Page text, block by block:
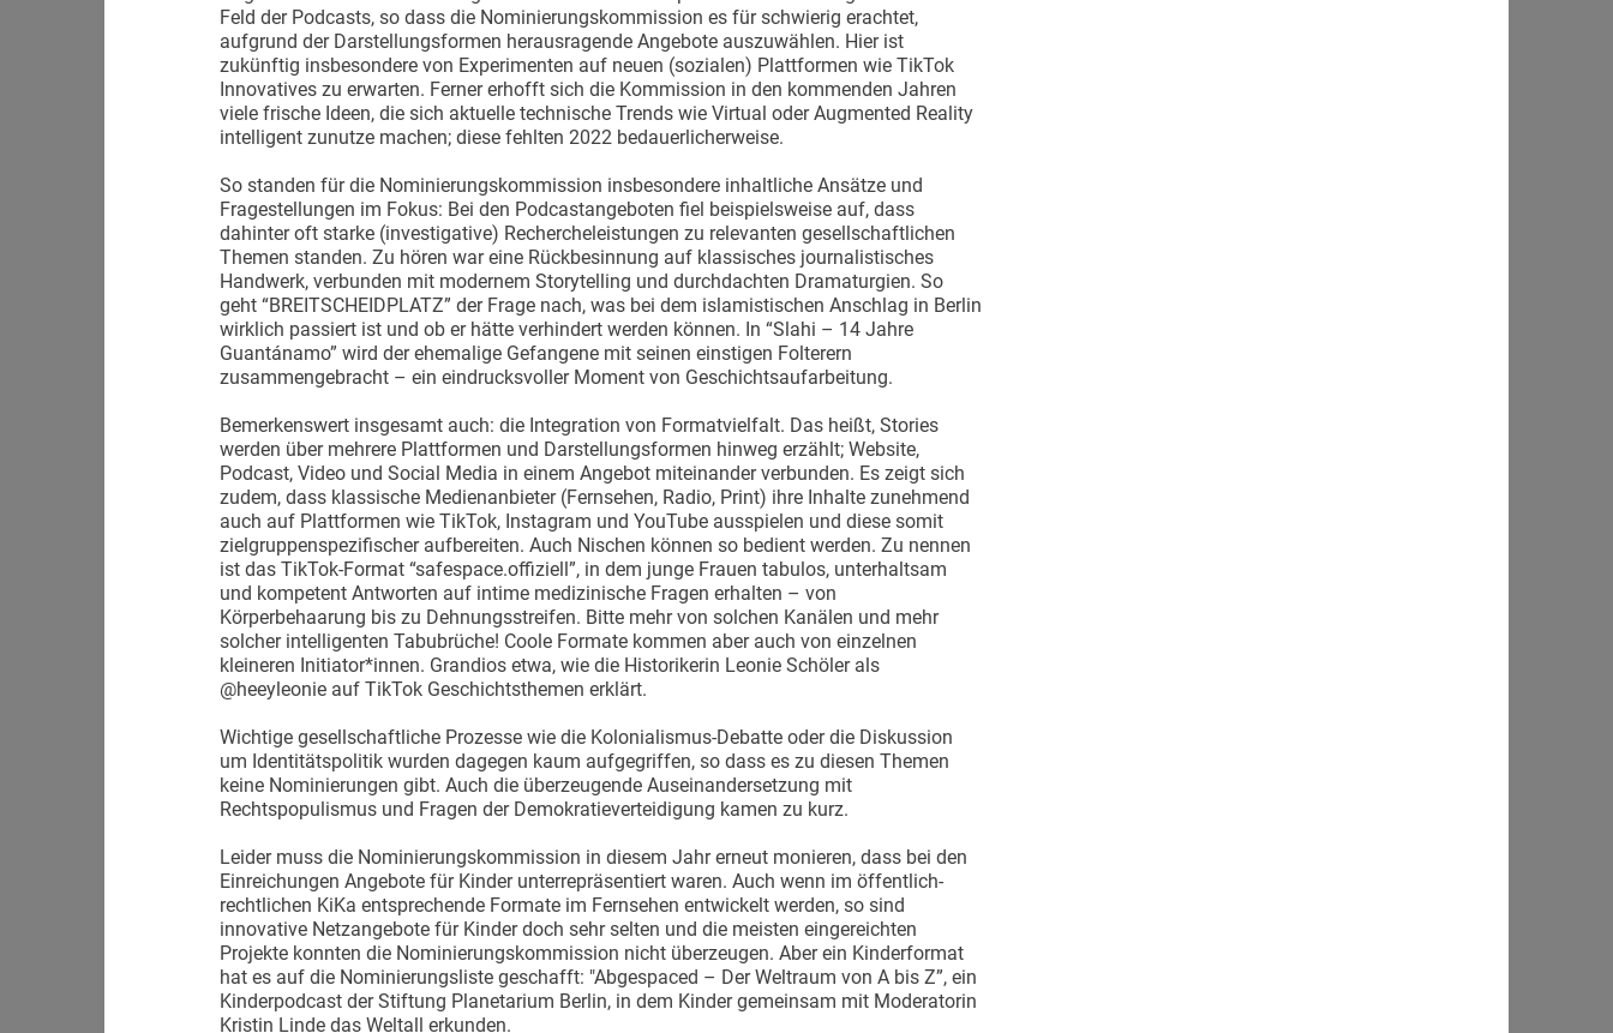
Feld der Podcasts, so dass die Nominierungskommission es für schwierig erachtet,
aufgrund der Darstellungsformen herausragende Angebote auszuwählen. Hier ist
zukünftig insbesondere von Experimenten auf neuen (sozialen) Plattformen wie TikTok
Innovatives zu erwarten. Ferner erhofft sich die Kommission in den kommenden Jahren
viele frische Ideen, die sich aktuelle technische Trends wie Virtual oder Augmented Reality
intelligent zunutze machen; diese fehlten 2022 bedauerlicherweise.
So standen für die Nominierungskommission insbesondere inhaltliche Ansätze und
Fragestellungen im Fokus: Bei den Podcastangeboten fiel beispielsweise auf, dass
dahinter oft starke (investigative) Rechercheleistungen zu relevanten gesellschaftlichen
Themen standen. Zu hören war eine Rückbesinnung auf klassisches journalistisches
Handwerk, verbunden mit modernem Storytelling und durchdachten Dramaturgien. So
geht “BREITSCHEIDPLATZ” der Frage nach, was bei dem islamistischen Anschlag in Berlin
wirklich passiert ist und ob er hätte verhindert werden können. In “Slahi – 14 Jahre
Guantánamo” wird der ehemalige Gefangene mit seinen einstigen Folterern
zusammengebracht – ein eindrucksvoller Moment von Geschichtsaufarbeitung.
Bemerkenswert insgesamt auch: die Integration von Formatvielfalt. Das heißt, Stories
werden über mehrere Plattformen und Darstellungsformen hinweg erzählt; Website,
Podcast, Video und Social Media in einem Angebot miteinander verbunden. Es zeigt sich
zudem, dass klassische Medienanbieter (Fernsehen, Radio, Print) ihre Inhalte zunehmend
auch auf Plattformen wie TikTok, Instagram und YouTube ausspielen und diese somit
zielgruppenspezifischer aufbereiten. Auch Nischen können so bedient werden. Zu nennen
ist das TikTok-Format “safespace.offiziell”, in dem junge Frauen tabulos, unterhaltsam
und kompetent Antworten auf intime medizinische Fragen erhalten – von
Körperbehaarung bis zu Dehnungsstreifen. Bitte mehr von solchen Kanälen und mehr
solcher intelligenten Tabubrüche! Coole Formate kommen aber auch von einzelnen
kleineren Initiator*innen. Grandios etwa, wie die Historikerin Leonie Schöler als
@heeyleonie auf TikTok Geschichtsthemen erklärt.
Wichtige gesellschaftliche Prozesse wie die Kolonialismus-Debatte oder die Diskussion
um Identitätspolitik wurden dagegen kaum aufgegriffen, so dass es zu diesen Themen
keine Nominierungen gibt. Auch die überzeugende Auseinandersetzung mit
Rechtspopulismus und Fragen der Demokratieverteidigung kamen zu kurz.
Leider muss die Nominierungskommission in diesem Jahr erneut monieren, dass bei den
Einreichungen Angebote für Kinder unterrepräsentiert waren. Auch wenn im öffentlich-
rechtlichen KiKa entsprechende Formate im Fernsehen entwickelt werden, so sind
innovative Netzangebote für Kinder doch sehr selten und die meisten eingereichten
Projekte konnten die Nominierungskommission nicht überzeugen. Aber ein Kinderformat
hat es auf die Nominierungsliste geschafft: "Abgespaced – Der Weltraum von A bis Z”, ein
Kinderpodcast der Stiftung Planetarium Berlin, in dem Kinder gemeinsam mit Moderatorin
Kristin Linde das Weltall erkunden.